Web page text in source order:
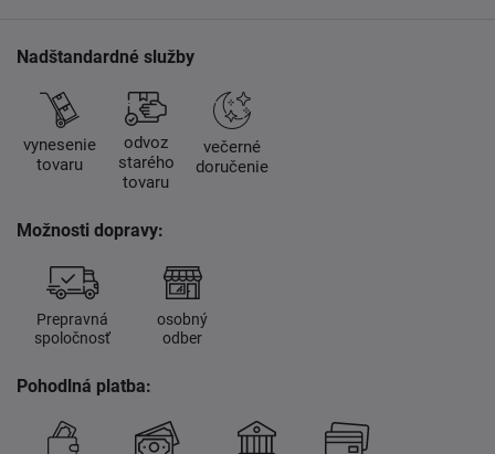
Nadštandardné služby
vynesenie
tovaru
odvoz
starého
tovaru
večerné
doručenie
Možnosti dopravy:
Prepravná
spoločnosť
osobný
odber
Pohodlná platba: